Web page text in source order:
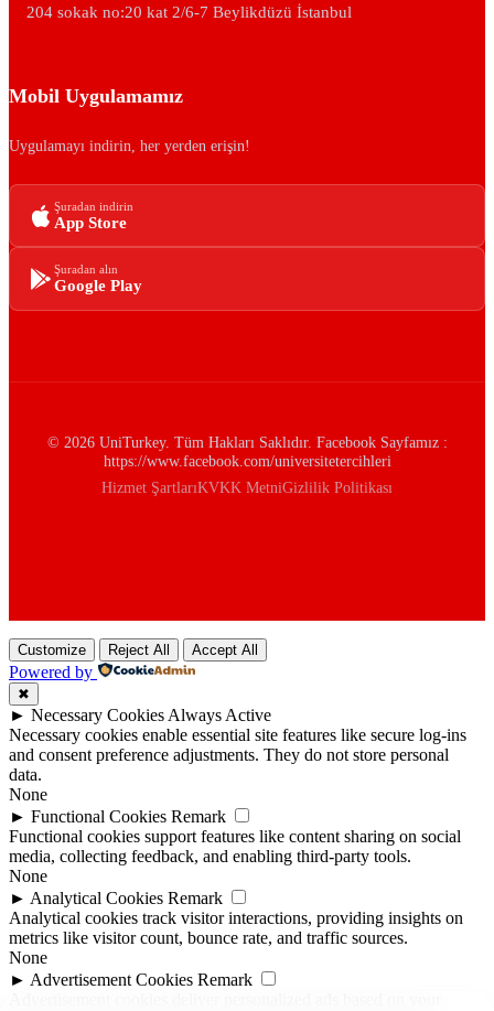
204 sokak no:20 kat 2/6-7 Beylikdüzü İstanbul
Mobil Uygulamamız
Uygulamayı indirin, her yerden erişin!
Şuradan indirin
App Store
Şuradan alın
Google Play
© 2026 UniTurkey. Tüm Hakları Saklıdır. Facebook Sayfamız :
https://www.facebook.com/universitetercihleri
Hizmet ŞartlarıKVKK MetniGizlilik Politikası
Customize Reject All Accept All
Powered by
✖
► Necessary CookiesAlways Active
Necessary cookies enable essential site features like secure log-ins
and consent preference adjustments. They do not store personal
data.
None
► Functional Cookies Remark
Functional cookies support features like content sharing on social
media, collecting feedback, and enabling third-party tools.
None
► Analytical Cookies Remark
Analytical cookies track visitor interactions, providing insights on
metrics like visitor count, bounce rate, and traffic sources.
None
► Advertisement Cookies Remark
Advertisement cookies deliver personalized ads based on your